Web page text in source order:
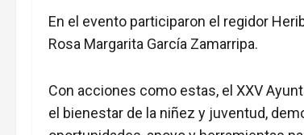
En el evento participaron el regidor
Rosa Margarita García Zamarripa.
Con acciones como estas, el XXV
el bienestar de la niñez y juventud,